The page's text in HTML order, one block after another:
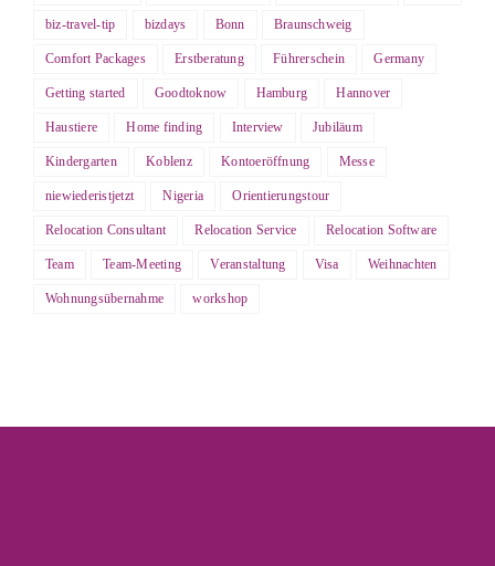
biz-travel-tip bizdays Bonn Braunschweig
Comfort Packages Erstberatung Führerschein Germany
Getting started Goodtoknow Hamburg Hannover
Haustiere Home finding Interview Jubiläum
Kindergarten Koblenz Kontoeröffnung Messe
niewiederistjetzt Nigeria Orientierungstour
Relocation Consultant Relocation Service Relocation Software
Team Team-Meeting Veranstaltung Visa Weihnachten
Wohnungsübernahme workshop